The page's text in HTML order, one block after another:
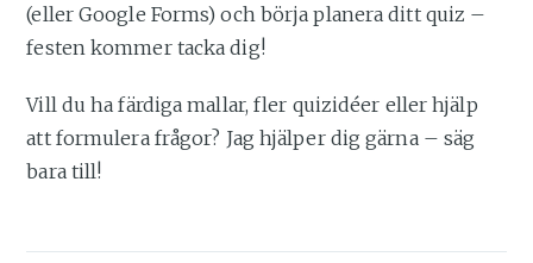
(eller Google Forms) och börja planera ditt quiz –
festen kommer tacka dig!
Vill du ha färdiga mallar, fler quizidéer eller hjälp
att formulera frågor? Jag hjälper dig gärna – säg
bara till!